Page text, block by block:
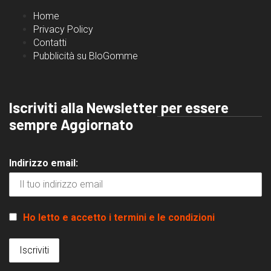
Home
Privacy Policy
Contatti
Pubblicità su BloGomme
Iscriviti alla Newsletter per essere
sempre Aggiornato
Indirizzo email:
Ho letto e accetto i termini e le condizioni